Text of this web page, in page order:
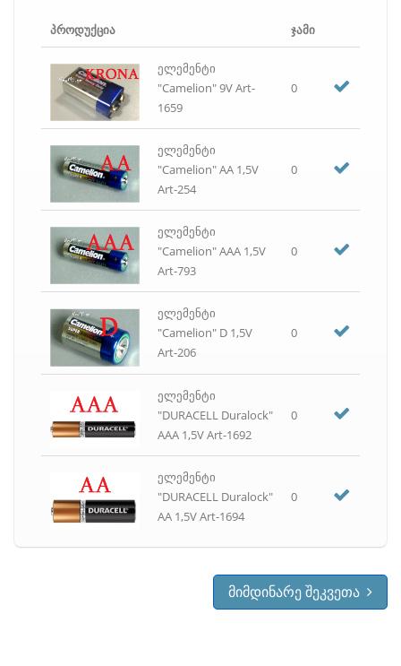
საბუღალტრო ბლანკები
სავიზიტე
სათლელი
საქაღალდე
სახვრეტელა
სკოჩი, სკოჩის დისპენსერი, იზოლენტა
სკრეპი, სკრეპის ჭიქა
სტეპლერი, სტეპლერის ტყვია, ანტისტეპლერი
სწრაფჩამკერი
ფანქარი
ფასმაჩვენებელი, ფასმაჩვენებლის აპარატი
ფოტო ქაღალდი
ქაღალდი თეთრი A4, A3, ფლიპჩარტის, პლოტერის
ქაღალდი ფერადი A4
ქაღალდის საჭრელი (გელიოტინა)
ჩასანიშნი ფურცლები
ჩასანიშნი ფურცლები წებოვანი
პროდუქცია ჯამი
ელემენტი
"Camelion" 9V Art-
1659
0
ელემენტი
"Camelion" AA 1,5V
Art-254
0
ელემენტი
"Camelion" AAA 1,5V
Art-793
0
ელემენტი
"Camelion" D 1,5V
Art-206
0
ელემენტი
"DURACELL Duralock"
AAA 1,5V Art-1692
0
ელემენტი
"DURACELL Duralock"
AA 1,5V Art-1694
0
მიმდინარე შეკვეთა